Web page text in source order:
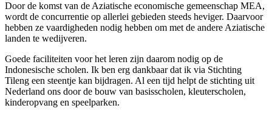
Door de komst van de Aziatische economische gemeenschap MEA,
wordt de concurrentie op allerlei gebieden steeds heviger. Daarvoor
hebben ze vaardigheden nodig hebben om met de andere Aziatische
landen te wedijveren.
Goede faciliteiten voor het leren zijn daarom nodig op de
Indonesische scholen. Ik ben erg dankbaar dat ik via Stichting
Tileng een steentje kan bijdragen. Al een tijd helpt de stichting uit
Nederland ons door de bouw van basisscholen, kleuterscholen,
kinderopvang en speelparken.